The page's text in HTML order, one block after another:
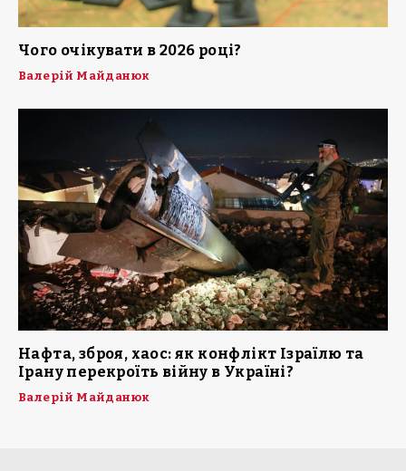
Чого очікувати в 2026 році?
Валерій Майданюк
Нафта, зброя, хаос: як конфлікт Ізраїлю та
Ірану перекроїть війну в Україні?
Валерій Майданюк